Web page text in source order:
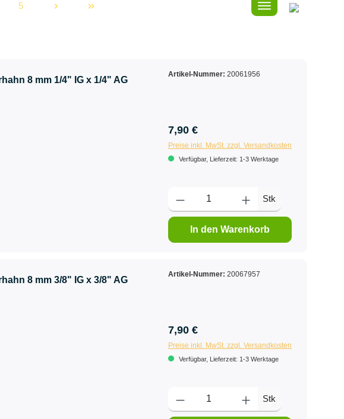
5
8 mm 1/4" IG x 1/4" AG
Artikel-Nummer: 20061956
7,90 €
Preise inkl. MwSt. zzgl. Versandkosten
Verfügbar, Lieferzeit: 1-3 Werktage
Stk
In den Warenkorb
8 mm 3/8" IG x 3/8" AG
Artikel-Nummer: 20067957
7,90 €
Preise inkl. MwSt. zzgl. Versandkosten
Verfügbar, Lieferzeit: 1-3 Werktage
Stk